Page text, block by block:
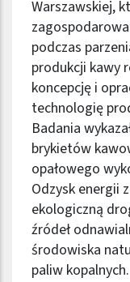
Warszawskiej,
podczas
produkcji kawy
koncepcję i
technologię
Badania
brykietów
opałowego
Odzysk energii
ekologiczną
źródeł
środowiska
paliw kopalnych.